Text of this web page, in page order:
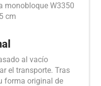
monobloque W3350
cm
al vacío
el transporte. Tras
forma original de